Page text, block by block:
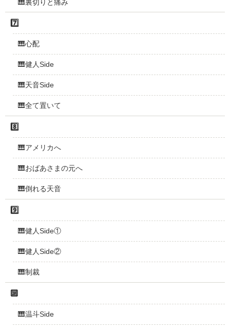
🎹裏切りと痛み
7️⃣
🎹心配
🎹健人Side
🎹天音Side
🎹全て置いて
8️⃣
🎹アメリカへ
🎹おばあさまの元へ
🎹倒れる天音
9️⃣
🎹健人Side①
🎹健人Side②
🎹制裁
🔟
🎹温斗Side